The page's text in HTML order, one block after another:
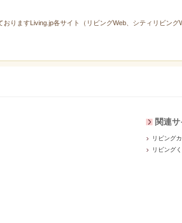
りますLiving.jp各サイト（リビングWeb、シティリビング
関連サ
リビング
リビング